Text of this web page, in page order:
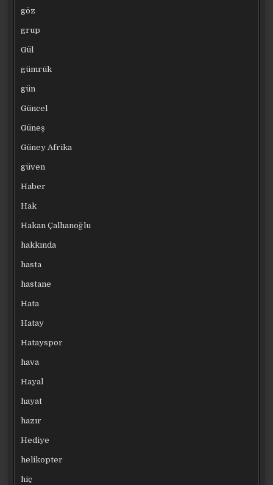
göz
grup
Gül
gümrük
gün
Güncel
Güneş
Güney Afrika
güven
Haber
Hak
Hakan Çalhanoğlu
hakkında
hasta
hastane
Hata
Hatay
Hatayspor
hava
Hayal
hayat
hazır
Hediye
helikopter
hiç